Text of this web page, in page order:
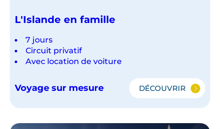
L'Islande en famille
7 jours
Circuit privatif
Avec location de voiture
Voyage sur mesure DÉCOUVRIR
L'ISLANDE